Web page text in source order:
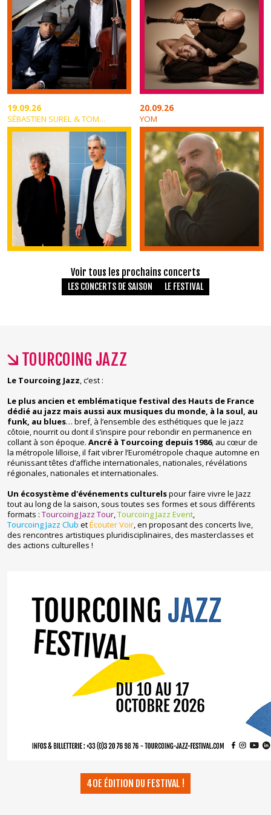
19.09.26
SÉBASTIEN SUREL & TOMÁS GUBITSCH
20.09.26
YOM
Voir tous les prochains concerts
LES CONCERTS DE SAISON LE FESTIVAL
TOURCOING JAZZ
Le Tourcoing Jazz, c’est :
Le plus ancien et emblématique festival des Hauts de France
dédié au jazz mais aussi aux musiques du monde, à la soul, au
funk, au blues… bref, à l’ensemble des esthétiques que le jazz
côtoie, nourrit ou dont il s’inspire pour rebondir en permanence en
collant à son époque. Ancré à Tourcoing depuis 1986, au cœur de
la métropole lilloise, il fait vibrer l’Eurométropole chaque automne en
réunissant têtes d’affiche internationales, nationales, révélations
régionales, nationales et internationales.
Un écosystème d'événements culturelspour faire vivre le Jazz
tout au long de la saison, sous toutes ses formes et sous différents
formats : Tourcoing Jazz Tour,Tourcoing Jazz Event,
Tourcoing Jazz Club etÉcouter Voir, en proposant des concerts live,
des rencontres artistiques pluridisciplinaires, des masterclasses et
des actions culturelles !
40E ÉDITION DU FESTIVAL !